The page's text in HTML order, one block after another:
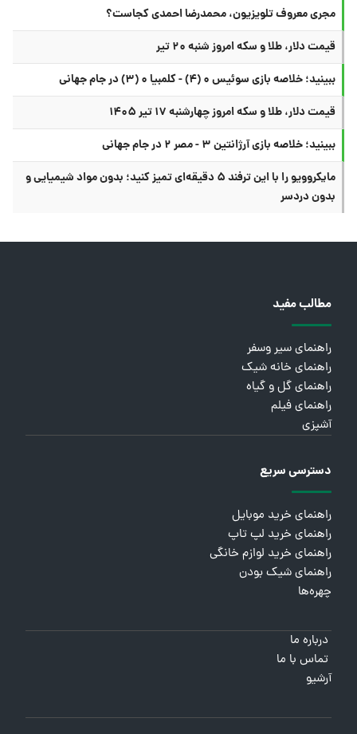
مجری معروف تلویزیون، محمدرضا احمدی کجاست؟
قیمت دلار، طلا و سکه امروز شنبه ۲۰ تیر
ببینید؛ خلاصه بازی سوئیس ۰ (۴) - کلمبیا ۰ (۳) در جام جهانی
قیمت دلار، طلا و سکه امروز چهارشنبه ۱۷ تیر ۱۴۰۵
ببینید؛ خلاصه بازی آرژانتین ۳ - مصر ۲ در جام جهانی
مایکروویو را با این ترفند ۵ دقیقه‌ای تمیز کنید؛ بدون مواد شیمیایی و
بدون دردسر
مطالب مفید
راهنمای سیر وسفر
راهنمای خانه شیک
راهنمای گل و گیاه
راهنمای فیلم
آشپزی
دسترسی سریع
راهنمای خرید موبایل
راهنمای خرید لپ تاپ
راهنمای خرید لوازم خانگی
راهنمای شیک بودن
چهره‌ها
درباره ما
تماس با ما
آرشیو